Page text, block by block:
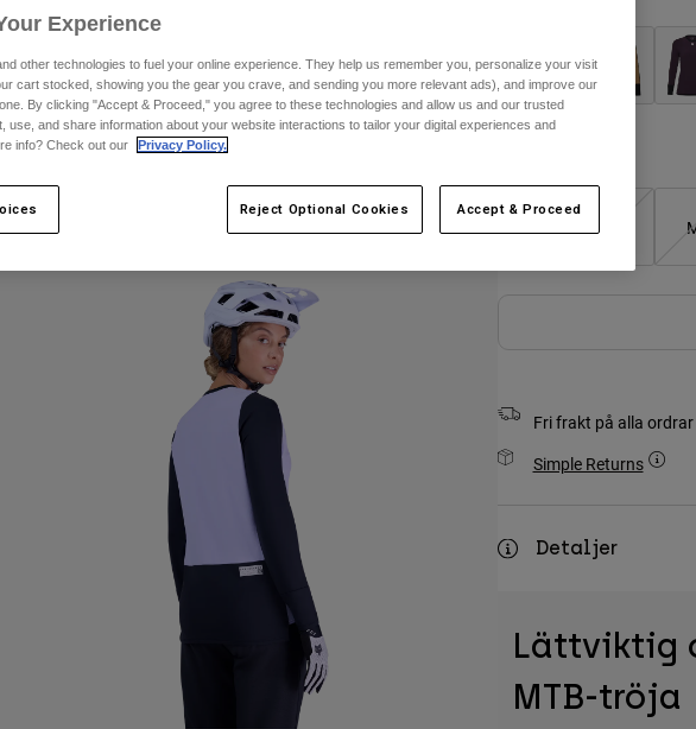
Fri frakt på alla
Simple Returns
Detaljer
Lättviktig
MTB-tröja
Experience
other technologies to fuel your online experience. They help us remember you, personalize your visit
cart stocked, showing you the gear you crave, and sending you more relevant ads), and improve our
By clicking "Accept & Proceed," you agree to these technologies and allow us and our trusted
use, and share information about your website interactions to tailor your digital experiences and
info? Check out our
Privacy Policy.
Reject Optional Cookies Accept & Proceed